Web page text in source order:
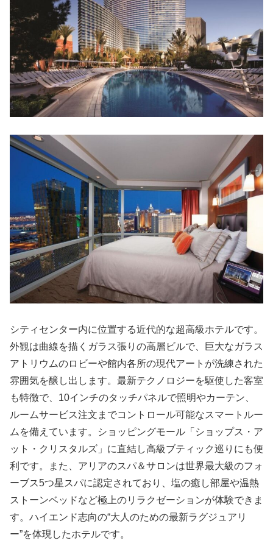
シティセンター内に位置する近代的な超高級ホテルです。
外観は曲線を描くガラス張りの高層ビルで、巨大なガラス
アトリウムのロビーや館内各所の現代アートが洗練された
雰囲気を醸し出します。最新テクノロジーを駆使した客室
も特徴で、10インチのタッチパネルで照明やカーテン、
ルームサービス注文までコントロール可能なスマートルー
ムを備えています。ショッピングモール「ショップス・ア
ット・クリスタルズ」に直結し高級ブティック巡りにも便
利です。また、アリアのスパ＆サロンは世界最大級のフォ
ーブス5つ星スパに認定されており、塩の癒し部屋や温熱
ストーンベッドなど極上のリラクゼーションが体験できま
す。ハイエンド志向の“大人のための最新ラグジュアリ
ー”を体現したホテルです。